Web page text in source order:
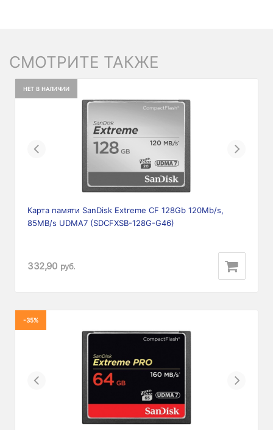
СМОТРИТЕ ТАКЖЕ
НЕТ В НАЛИЧИИ
Previous Next
Карта памяти SanDisk Extreme CF 128Gb 120Mb/s,
85MB/s UDMA7 (SDCFXSB-128G-G46)
332,90 руб.
-35%
Previous Next